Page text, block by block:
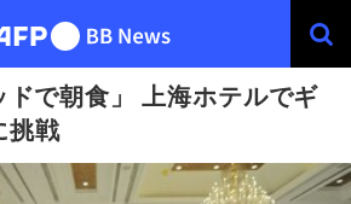
で朝食」 上海ホテルでギ
挑戦